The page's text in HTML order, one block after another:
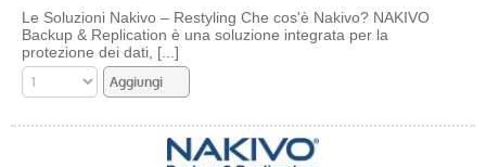
Le Soluzioni Nakivo – Restyling Che cos'è Nakivo? NAKIVO
Backup & Replication è una soluzione integrata per la
protezione dei dati, [...]